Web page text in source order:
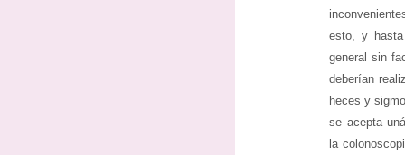
esto, y hasta
general sin
deberían
heces y
se acepta
la